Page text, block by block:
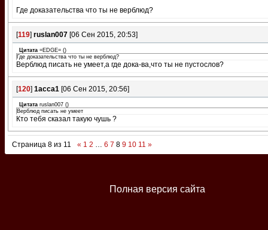
Где доказательства что ты не верблюд?
[119] ruslan007 [06 Сен 2015, 20:53]
Цитата =EDGE= ()
Где доказательства что ты не верблюд?
Верблюд писать не умеет,а где дока-ва,что ты не пустослов?
[120] 1асса1 [06 Сен 2015, 20:56]
Цитата ruslan007 ()
Верблюд писать не умеет
Кто тебя сказал такую чушь ?
Страница 8 из 11 « 1 2 … 6 7 8 9 10 11 »
Полная версия сайта